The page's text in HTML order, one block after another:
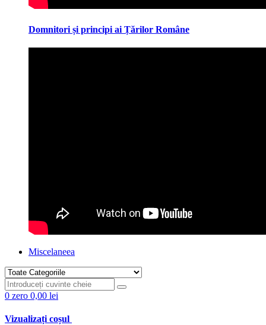
Domnitori și principi ai Țărilor Române
Miscelaneea
0 zero 0,00 lei
Vizualizați coșul